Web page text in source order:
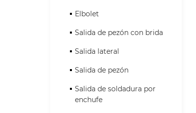
Elbolet
Salida de pezón con brida
Salida lateral
Salida de pezón
Salida de soldadura por
enchufe